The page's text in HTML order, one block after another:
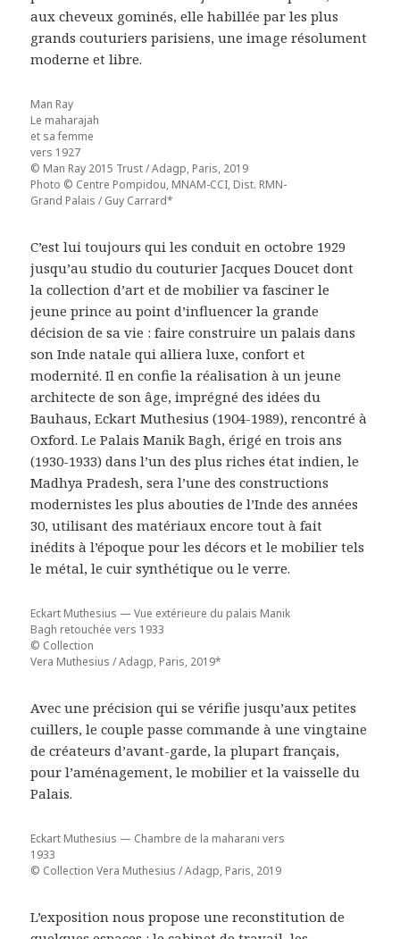
aux cheveux gominés, elle habillée par les plus
grands couturiers parisiens, une image résolument
moderne et libre.
Man Ray
Le maharajah
et sa femme
vers 1927
© Man Ray 2015 Trust / Adagp, Paris, 2019
Photo © Centre Pompidou, MNAM-CCI, Dist. RMN-
Grand Palais / Guy Carrard*
C’est lui toujours qui les conduit en octobre 1929
jusqu’au studio du couturier Jacques Doucet dont
la collection d’art et de mobilier va fasciner le
jeune prince au point d’influencer la grande
décision de sa vie : faire construire un palais dans
son Inde natale qui alliera luxe, confort et
modernité. Il en confie la réalisation à un jeune
architecte de son âge, imprégné des idées du
Bauhaus, Eckart Muthesius (1904-1989), rencontré à
Oxford. Le Palais Manik Bagh, érigé en trois ans
(1930-1933) dans l’un des plus riches état indien, le
Madhya Pradesh, sera l’une des constructions
modernistes les plus abouties de l’Inde des années
30, utilisant des matériaux encore tout à fait
inédits à l’époque pour les décors et le mobilier tels
le métal, le cuir synthétique ou le verre.
Eckart Muthesius — Vue extérieure du palais Manik
Bagh retouchée vers 1933
© Collection
Vera Muthesius / Adagp, Paris, 2019*
Avec une précision qui se vérifie jusqu’aux petites
cuillers, le couple passe commande à une vingtaine
de créateurs d’avant-garde, la plupart français,
pour l’aménagement, le mobilier et la vaisselle du
Palais.
Eckart Muthesius — Chambre de la maharani vers
1933
© Collection Vera Muthesius / Adagp, Paris, 2019
L’exposition nous propose une reconstitution de